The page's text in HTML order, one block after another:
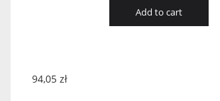
Add to cart
94,05 zł